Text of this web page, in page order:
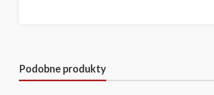
Podobne produkty